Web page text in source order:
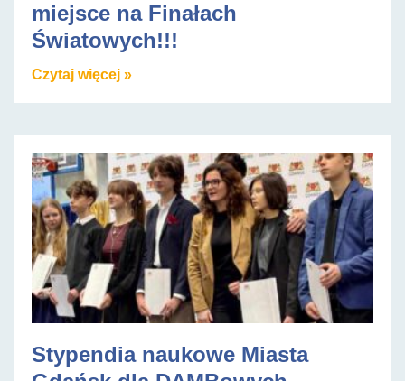
miejsce na Finałach
Światowych!!!
Czytaj więcej »
Stypendia naukowe Miasta